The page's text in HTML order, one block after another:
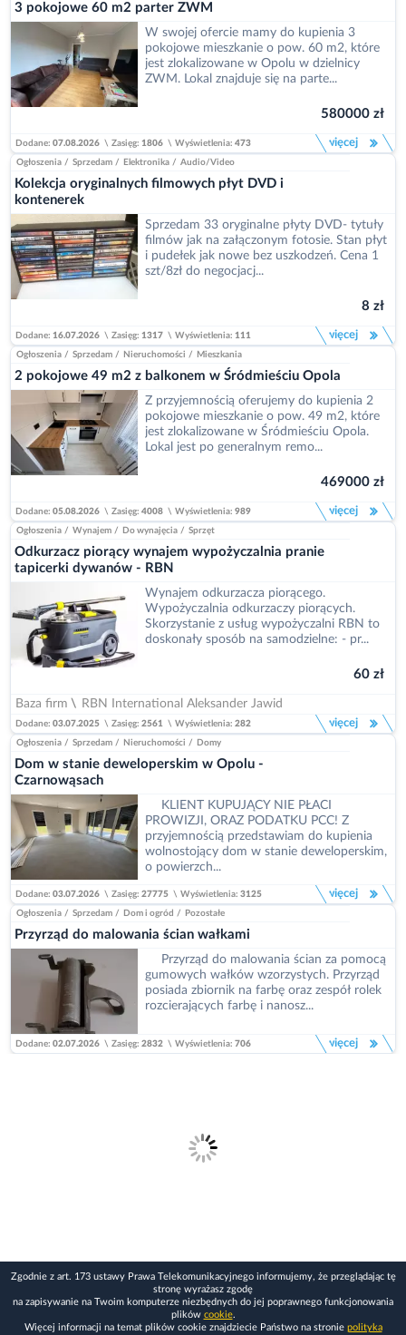
3 pokojowe 60 m2 parter ZWM
W swojej ofercie mamy do kupienia 3
pokojowe mieszkanie o pow. 60 m2, które
jest zlokalizowane w Opolu w dzielnicy
ZWM. Lokal znajduje się na parte...
580000 zł
Dodane:07.08.2026 \ Zasięg:1806 \ Wyświetlenia:473 więcej
Ogłoszenia / Sprzedam / Elektronika / Audio/Video
Kolekcja oryginalnych filmowych płyt DVD i
kontenerek
Sprzedam 33 oryginalne płyty DVD- tytuły
filmów jak na załączonym fotosie. Stan płyt
i pudełek jak nowe bez uszkodzeń. Cena 1
szt/8zł do negocjacj...
8 zł
Dodane:16.07.2026 \ Zasięg:1317 \ Wyświetlenia:111 więcej
Ogłoszenia / Sprzedam / Nieruchomości / Mieszkania
2 pokojowe 49 m2 z balkonem w Śródmieściu Opola
Z przyjemnością oferujemy do kupienia 2
pokojowe mieszkanie o pow. 49 m2, które
jest zlokalizowane w Śródmieściu Opola.
Lokal jest po generalnym remo...
469000 zł
Dodane:05.08.2026 \ Zasięg:4008 \ Wyświetlenia:989 więcej
Ogłoszenia / Wynajem / Do wynajęcia / Sprzęt
Odkurzacz piorący wynajem wypożyczalnia pranie
tapicerki dywanów - RBN
Wynajem odkurzacza piorącego.
Wypożyczalnia odkurzaczy piorących.
Skorzystanie z usług wypożyczalni RBN to
doskonały sposób na samodzielne: - pr...
60 zł
Baza firm \ RBN International Aleksander Jawid
Dodane:03.07.2025 \ Zasięg:2561 \ Wyświetlenia:282 więcej
Ogłoszenia / Sprzedam / Nieruchomości / Domy
Dom w stanie deweloperskim w Opolu -
Czarnowąsach
KLIENT KUPUJĄCY NIE PŁACI
PROWIZJI, ORAZ PODATKU PCC! Z
przyjemnością przedstawiam do kupienia
wolnostojący dom w stanie deweloperskim,
o powierzch...
Dodane:03.07.2026 \ Zasięg:27775 \ Wyświetlenia:3125 więcej
Ogłoszenia / Sprzedam / Dom i ogród / Pozostałe
Przyrząd do malowania ścian wałkami
Przyrząd do malowania ścian za pomocą
gumowych wałków wzorzystych. Przyrząd
posiada zbiornik na farbę oraz zespół rolek
rozcierających farbę i nanosz...
Dodane:02.07.2026 \ Zasięg:2832 \ Wyświetlenia:706 więcej
Zgodnie z art. 173 ustawy Prawa Telekomunikacyjnego informujemy, że przeglądając tę
stronę wyrażasz zgodę
na zapisywanie na Twoim komputerze niezbędnych do jej poprawnego funkcjonowania
plików cookie.
Więcej informacji na temat plików cookie znajdziecie Państwo na stronie polityka